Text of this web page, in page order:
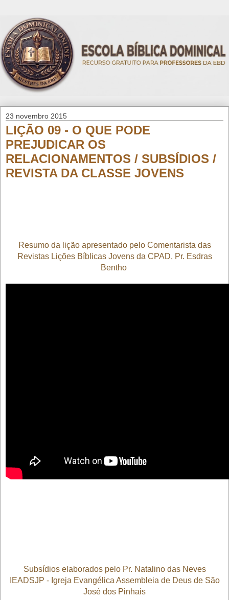
23 novembro 2015
LIÇÃO 09 - O QUE PODE
PREJUDICAR OS
RELACIONAMENTOS / SUBSÍDIOS /
REVISTA DA CLASSE JOVENS
Resumo da lição apresentado pelo Comentarista das
Revistas Lições Bíblicas Jovens da CPAD, Pr. Esdras
Bentho
Subsídios elaborados pelo Pr. Natalino das Neves
IEADSJP - Igreja Evangélica Assembleia de Deus de São
José dos Pinhais